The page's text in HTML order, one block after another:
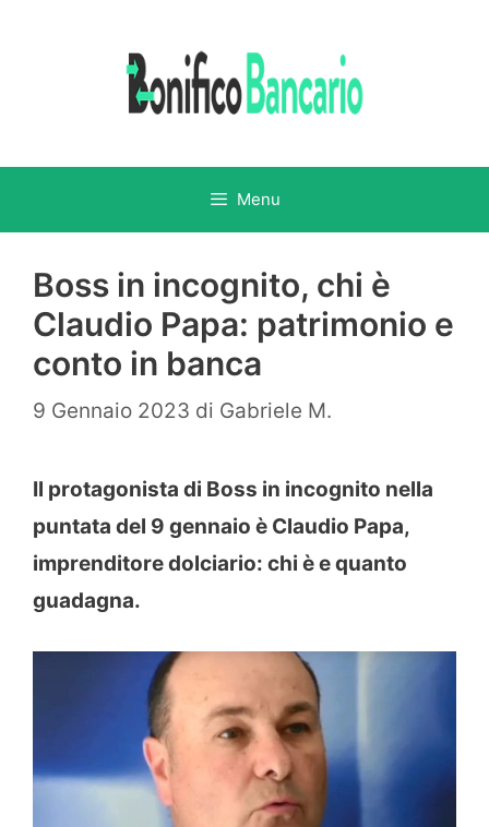
Menu
Boss in incognito, chi è
Claudio Papa: patrimonio e
conto in banca
9 Gennaio 2023 di Gabriele M.
Il protagonista di Boss in incognito nella
puntata del 9 gennaio è Claudio Papa,
imprenditore dolciario: chi è e quanto
guadagna.